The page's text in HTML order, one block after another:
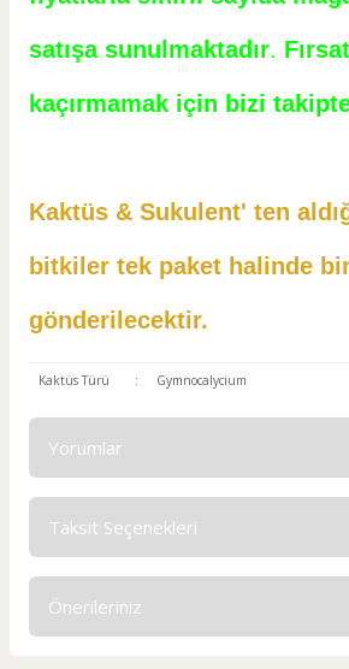
satışa sunulmaktadır.
kaçırmamak için bizi
Kaktüs & Sukulent' ten
bitkiler tek paket halinde
gönderilecektir.
Kaktüs Türü : Gymnocalycium
Yorumlar
Taksit Seçenekleri
Önerileriniz